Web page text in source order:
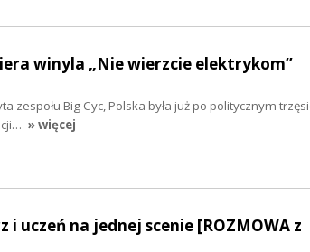
winyla „Nie wierzcie elektrykom”
zespołu Big Cyc, Polska była już po politycznym
» więcej
uczeń na jednej scenie [ROZMOWA z